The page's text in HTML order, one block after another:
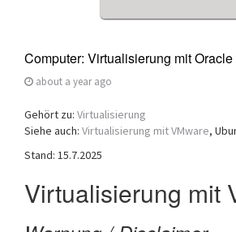
Computer: Virtualisierung mit
about a year ago
Gehört zu: Virtualisierung
Siehe auch: Virtualisierung mit VMware,
Stand: 15.7.2025
Virtualisierung mit